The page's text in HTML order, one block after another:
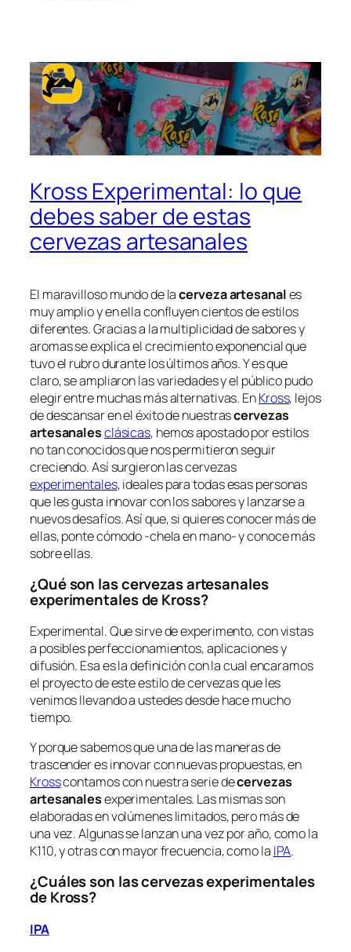
Kross Experimental: lo que
debes saber de estas
cervezas artesanales
El maravilloso mundo de lacerveza artesanales
muy amplio y en ella confluyen cientos de estilos
diferentes. Gracias a la multiplicidad de sabores y
aromas se explica el crecimiento exponencial que
tuvo el rubro durante los últimos años. Y es que
claro, se ampliaron las variedades y el público pudo
elegir entre muchas más alternativas. EnKross, lejos
de descansar en el éxito de nuestrascervezas
artesanalesclásicas, hemos apostado por estilos
no tan conocidos que nos permitieron seguir
creciendo. Así surgieron las cervezas
experimentales, ideales para todas esas personas
que les gusta innovar con los sabores y lanzarse a
nuevos desafíos. Así que, si quieres conocer más de
ellas, ponte cómodo -chela en mano- y conoce más
sobre ellas.
¿Qué son las cervezas artesanales
experimentales de Kross?
Experimental. Que sirve de experimento, con vistas
a posibles perfeccionamientos, aplicaciones y
difusión. Esa es la definición con la cual encaramos
el proyecto de este estilo de cervezas que les
venimos llevando a ustedes desde hace mucho
tiempo.
Y porque sabemos que una de las maneras de
trascender es innovar con nuevas propuestas, en
Krosscontamos con nuestra serie decervezas
artesanalesexperimentales. Las mismas son
elaboradas en volúmenes limitados, pero más de
una vez. Algunas se lanzan una vez por año, como la
K110, y otras con mayor frecuencia, como la IPA.
¿Cuáles son las cervezas experimentales
de Kross?
IPA